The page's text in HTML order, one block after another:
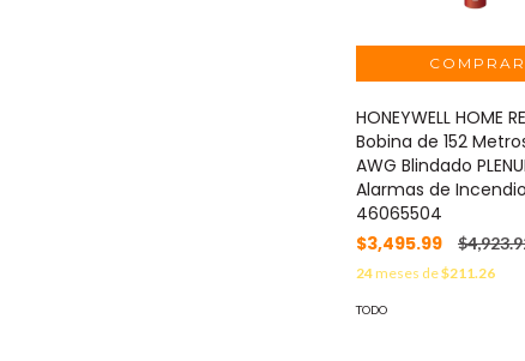
HONEYWELL HOME
Bobina de 152
AWG Blindado
Alarmas de Incendio
46065504
$3,495.99
24meses de$211.26
TODO